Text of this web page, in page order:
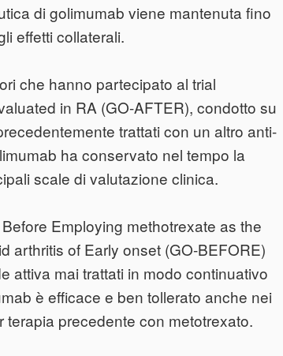
di golimumab viene mantenuta fino
effetti collaterali.
che hanno partecipato al trial
in RA (GO-AFTER), condotto su
trattati con un altro anti-
ha conservato nel tempo la
scale di valutazione clinica.
Employing methotrexate as the
arthritis of Early onset (GO-BEFORE)
attiva mai trattati in modo continuativo
è efficace e ben tollerato anche nei
precedente con metotrexato.